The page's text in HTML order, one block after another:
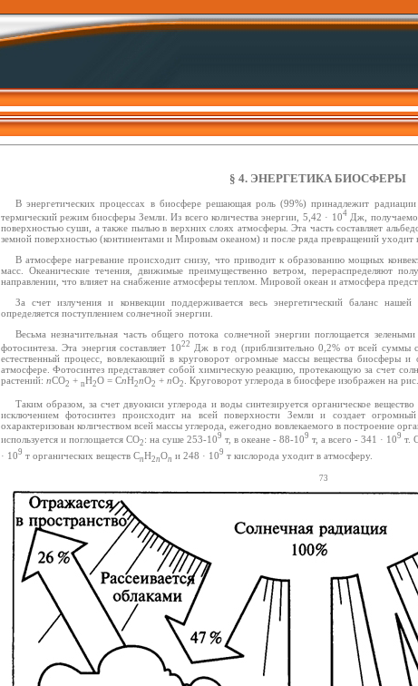
§ 4. ЭНЕРГЕТИКА БИОСФЕРЫ
В энергетических процессах в биосфере решающая роль (99%) принадлежит радиации
термический режим биосферы Земли. Из всего количества энергии, 5,42 · 104Дж,
поверхностью суши, а также пылью в верхних слоях атмосферы. Эта часть составляет
земной поверхностью (континентами и Мировым океаном) и после ряда превращений уходит
В атмосфере нагревание происходит снизу, что приводит к образованию мощных
масс. Океанические течения, движимые преимущественно ветром, перераспределяют
направлении, что влияет на снабжение атмосферы теплом. Мировой океан и атмосфера
За счет излучения и конвекции поддерживается весь энергетический баланс
определяется поступлением солнечной энергии.
Весьма незначительная часть общего потока солнечной энергии поглощается
фотосинтеза. Эта энергия составляет 1022 Дж в год (приблизительно 0,2% от всей суммы
естественный процесс, вовлекающий в круговорот огромные массы вещества биосферы
атмосфере. Фотосинтез представляет собой химическую реакцию, протекающую за счет
растений: nСО2 + nН2О = СnН2nО2 + nО2 . Круговорот углерода в биосфере изображен на
Таким образом, за счет двуокиси углерода и воды синтезируется органическое
исключением фотосинтез происходит на всей поверхности Земли и создает
охарактеризован количеством всей массы углерода, ежегодно вовлекаемого в построение
используется и поглощается CO2 : на суше 253-109 т, в океане - 88-109 т, а всего - 341 · 109 т.
· 109 т органических веществ СnН2nОn и 248 · 109 т кислорода уходит в атмосферу.
73